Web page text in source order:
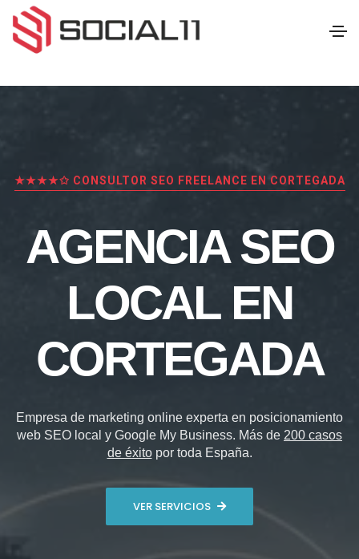
★★★★✩ CONSULTOR SEO FREELANCE EN CORTEGADA
AGENCIA SEO
LOCAL EN
CORTEGADA
Empresa de marketing online experta en posicionamiento
web SEO local y Google My Business. Más de 200 casos
de éxitopor toda España.
VER SERVICIOS